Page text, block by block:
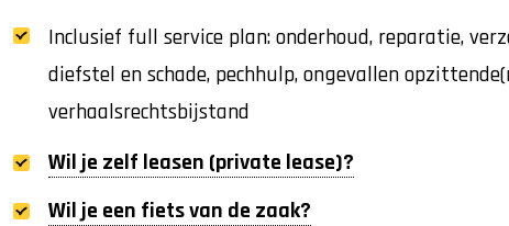
Inclusief full service plan: onderhoud, reparatie,
diefstel en schade, pechhulp, ongevallen
verhaalsrechtsbijstand
Wil je zelf leasen (private lease)?
Wil je een fiets van de zaak?